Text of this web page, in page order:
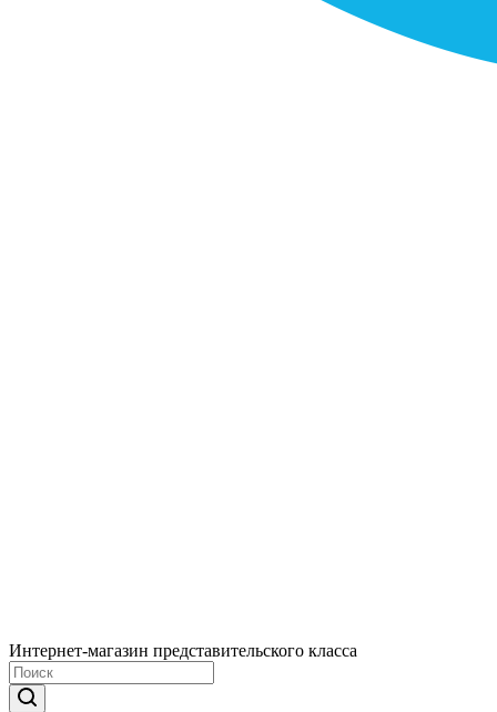
Интернет-магазин представительского класса